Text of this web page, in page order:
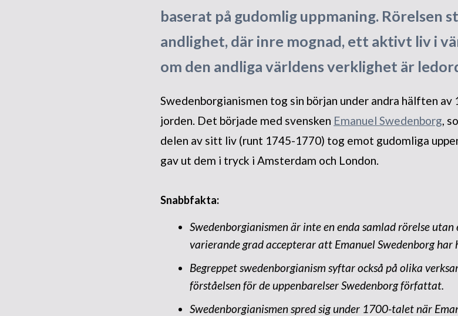
baserat på gudomlig uppmaning. Rörelsen
andlighet, där inre mognad, ett aktivt liv i
om den andliga världens verklighet är
Swedenborgianismen tog sin början under andra hälften
jorden. Det började med svensken Emanuel Swedenborg ,
delen av sitt liv (runt 1745-1770) tog emot gudomliga
gav ut dem i tryck i Amsterdam och London.
Snabbfakta:
Swedenborgianismen är inte en enda samlad rörelse
varierande grad accepterar att Emanuel Swedenborg
Begreppet swedenborgianism syftar också på olika
förståelsen för de uppenbarelser Swedenborg författat.
Swedenborgianismen spred sig under 1700-talet när